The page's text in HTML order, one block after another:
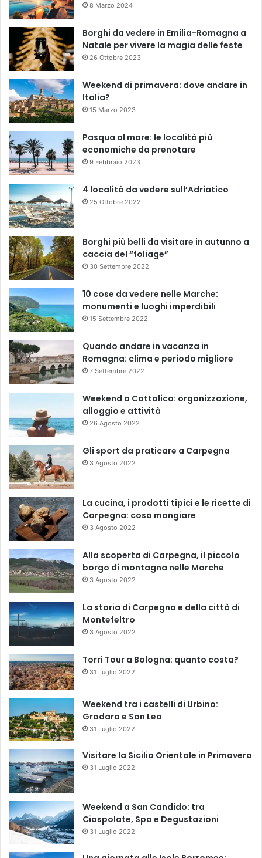
8 Marzo 2024
Borghi da vedere in Emilia-Romagna a
Natale per vivere la magia delle feste
26 Ottobre 2023
Weekend di primavera: dove andare in
Italia?
15 Marzo 2023
Pasqua al mare: le località più
economiche da prenotare
9 Febbraio 2023
4 località da vedere sull’Adriatico
25 Ottobre 2022
Borghi più belli da visitare in autunno a
caccia del “foliage”
30 Settembre 2022
10 cose da vedere nelle Marche:
monumenti e luoghi imperdibili
15 Settembre 2022
Quando andare in vacanza in
Romagna: clima e periodo migliore
7 Settembre 2022
Weekend a Cattolica: organizzazione,
alloggio e attività
26 Agosto 2022
Gli sport da praticare a Carpegna
3 Agosto 2022
La cucina, i prodotti tipici e le ricette di
Carpegna: cosa mangiare
3 Agosto 2022
Alla scoperta di Carpegna, il piccolo
borgo di montagna nelle Marche
3 Agosto 2022
La storia di Carpegna e della città di
Montefeltro
3 Agosto 2022
Torri Tour a Bologna: quanto costa?
31 Luglio 2022
Weekend tra i castelli di Urbino:
Gradara e San Leo
31 Luglio 2022
Visitare la Sicilia Orientale in Primavera
31 Luglio 2022
Weekend a San Candido: tra
Ciaspolate, Spa e Degustazioni
31 Luglio 2022